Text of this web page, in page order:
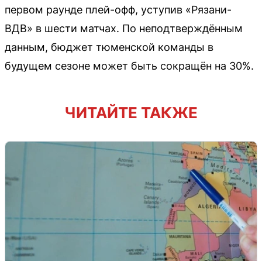
первом раунде плей-офф, уступив «Рязани-
ВДВ» в шести матчах. По неподтверждённым
данным, бюджет тюменской команды в
будущем сезоне может быть сокращён на 30%.
ЧИТАЙТЕ ТАКЖЕ